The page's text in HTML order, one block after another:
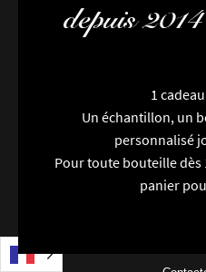
depuis
1
Un échantillon, un
personnalisé
Pour toute bouteille dès
panier
FAQ
Conditions